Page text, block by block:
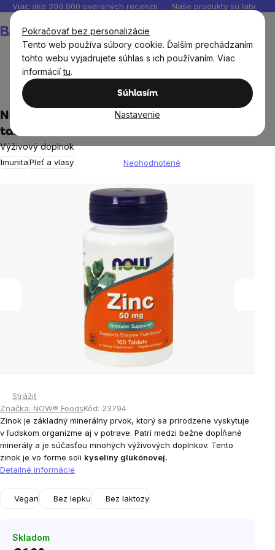
Pokračovať bez personalizácie
Tento web používa súbory cookie. Ďalším prechádzaním
tohto webu vyjadrujete súhlas s ich používaním. Viac
informáciítu.
Súhlasím
Nastavenie
Prejsť
obsah
Viac ako 200 000 overených recenzií Naše produkty sú
košík
Zinok
NOW Zinc (zinok glukonát), 50 mg, 100
tabliet
Výživový doplnok
ImunitaPleť a vlasy
produktu
hviezdičiek.
Neohodnotené
Strážiť
Značka: NOW® FoodsKód: 23794
Zinok je základný minerálny prvok, ktorý sa prirodzene vyskytuje
v ľudskom organizme aj v potrave. Patrí medzi bežne dopĺňané
minerály a je súčasťou mnohých výživových doplnkov. Tento
zinok je vo forme soli kyseliny glukónovej.
Detailné informácie
Vegan Bez lepku Bez laktozy
Skladom